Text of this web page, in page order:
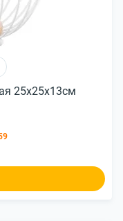
25х25х13см